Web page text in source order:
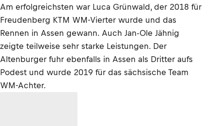
Am erfolgreichsten war Luca Grünwald, der 2018 für
Freudenberg KTM WM-Vierter wurde und das
Rennen in Assen gewann. Auch Jan-Ole Jähnig
zeigte teilweise sehr starke Leistungen. Der
Altenburger fuhr ebenfalls in Assen als Dritter aufs
Podest und wurde 2019 für das sächsische Team
WM-Achter.